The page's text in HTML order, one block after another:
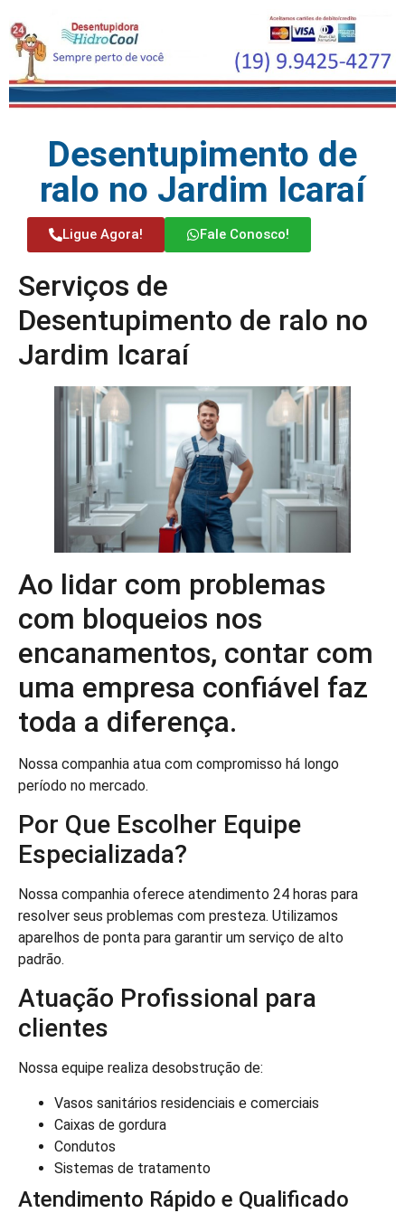
Desentupimento de
ralo no Jardim Icaraí
Ligue Agora! Fale Conosco!
Serviços de
Desentupimento de ralo no
Jardim Icaraí
Ao lidar com problemas
com bloqueios nos
encanamentos, contar com
uma empresa confiável faz
toda a diferença.
Nossa companhia atua com compromisso há longo
período no mercado.
Por Que Escolher Equipe
Especializada?
Nossa companhia oferece atendimento 24 horas para
resolver seus problemas com presteza. Utilizamos
aparelhos de ponta para garantir um serviço de alto
padrão.
Atuação Profissional para
clientes
Nossa equipe realiza desobstrução de:
Vasos sanitários residenciais e comerciais
Caixas de gordura
Condutos
Sistemas de tratamento
Atendimento Rápido e Qualificado